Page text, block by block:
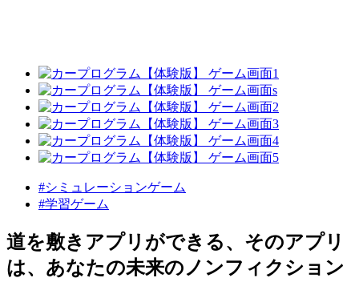
#シミュレーションゲーム
#学習ゲーム
道を敷きアプリができる、そのアプリ
は、あなたの未来のノンフィクション